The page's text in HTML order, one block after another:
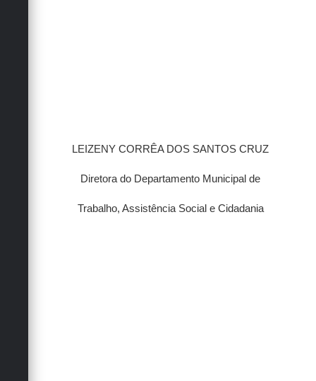
LEIZENY CORRÊA DOS SANTOS CRUZ
Diretora do Departamento Municipal de
Trabalho, Assistência Social e Cidadania